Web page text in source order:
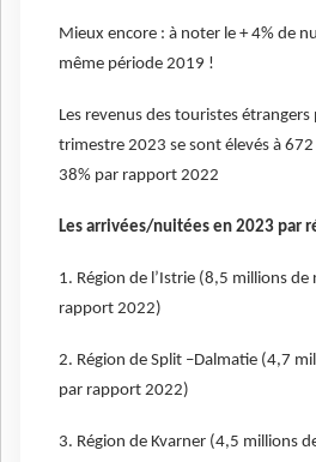
Mieux encore : à noter le + 4% de
même période 2019 !
Les revenus des touristes
trimestre 2023 se sont élevés à
38% par rapport 2022
Les arrivées/nuitées en 2023 par
1. Région de l’Istrie (8,5 millions de
rapport 2022)
2. Région de Split –Dalmatie (4,7
par rapport 2022)
3. Région de Kvarner (4,5 millions